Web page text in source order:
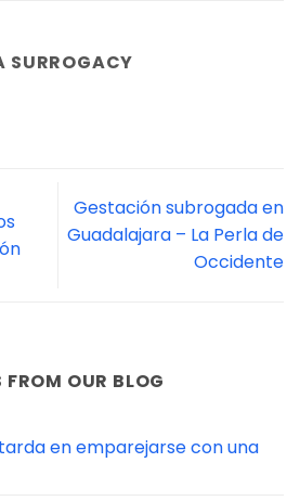
SURROGACY
Gestación subrogada en
Guadalajara – La Perla de
Occidente
OUR BLOG
en emparejarse con una